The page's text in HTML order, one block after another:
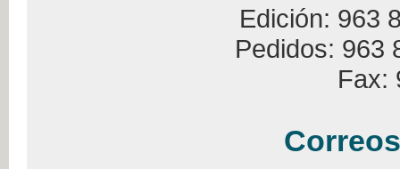
Edición: 963
Pedidos: 963
Fax: